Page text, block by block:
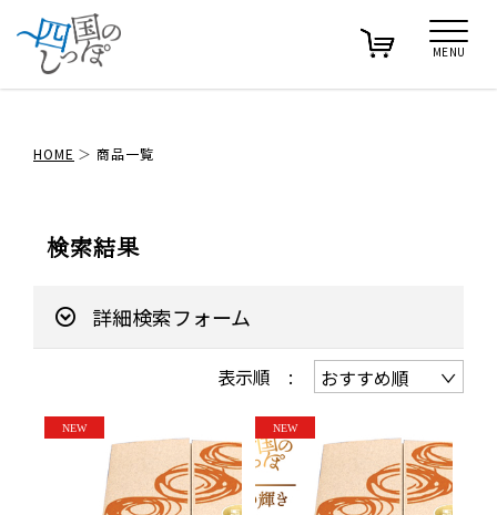
MENU
HOME 商品一覧
検索結果
詳細検索フォーム
表示順 :